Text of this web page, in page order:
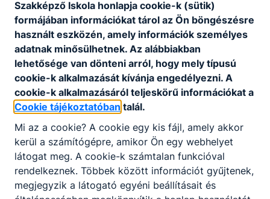
ízérzékelés, kreativitás, jó problémamegoldó-,
stressztűrő-, együttműködő képesség, rugalmas
szervezőképesség, nagy terhelhetőség.
A SZAKKÉPZETTSÉGGEL RENDELKEZŐ
felveszi, rendszerezi a megrendeléseket;
kiválasztja a szükséges alapanyagokat;
kiszámítja a hozzávalók mennyiségét;
árurendelést, készletgazdálkodást végez,
számításaihoz szoftvereket használ;
szakszerűen használja a cukrászati
munkaeszközöket, gépeket,
Szakképző Iskola honlapja cookie-k (sütik)
formájában információkat tárol az Ön böngészésre
használt eszközén, amely információk személyes
adatnak minősülhetnek. Az alábbiakban
lehetősége van dönteni arról, hogy mely típusú
cookie-k alkalmazását kívánja engedélyezni. A
cookie-k alkalmazásáról teljeskörű információkat a
Cookie tájékoztatóban talál.
Mi az a cookie? A cookie egy kis fájl, amely akkor
kerül a számítógépre, amikor Ön egy webhelyet
látogat meg. A cookie-k számtalan funkcióval
rendelkeznek. Többek között információt gyűjtenek,
megjegyzik a látogató egyéni beállításait és